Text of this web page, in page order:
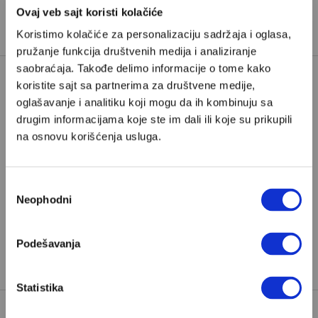
Ovaj veb sajt koristi kolačiće
Koristimo kolačiće za personalizaciju sadržaja i oglasa,
pružanje funkcija društvenih medija i analiziranje
saobraćaja. Takođe delimo informacije o tome kako
koristite sajt sa partnerima za društvene medije,
oglašavanje i analitiku koji mogu da ih kombinuju sa
drugim informacijama koje ste im dali ili koje su prikupili
na osnovu korišćenja usluga.
сагласности
Neophodni
Podešavanja
Statistika
Poštovani, da biste nastavili sa čitanjem naših
premium sadržaja, neophodno je da
odaberete jedan od planova pretplate.